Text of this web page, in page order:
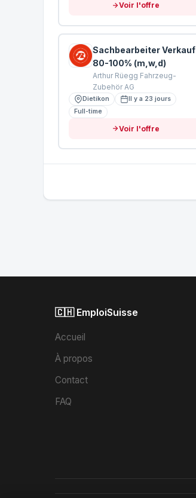
Voir l'offre
Sachbearbeiter Verkauf
80-100% (m,w,d)
Arthur Rüegg Fahrzeug-
Zubehör AG
Dietikon
Il y a 23 jours
Full-time
Voir l'offre
🇨🇭 EmploiSuisse
Accueil
À propos
Contact
FAQ